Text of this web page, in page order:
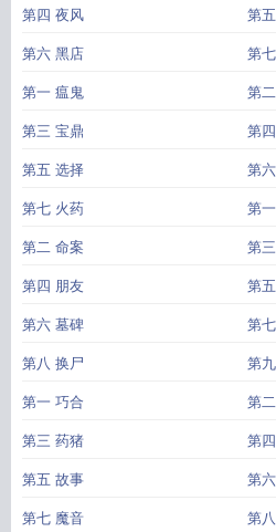
第四 夜风 第
第六 黑店 第
第一 瘟鬼 第
第三 宝鼎 第
第五 选择 第
第七 火药 第
第二 命案 第
第四 朋友 第
第六 墓碑 第
第八 换尸 第
第一 巧合 第
第三 药猪 第
第五 故事 第
第七 魔音 第